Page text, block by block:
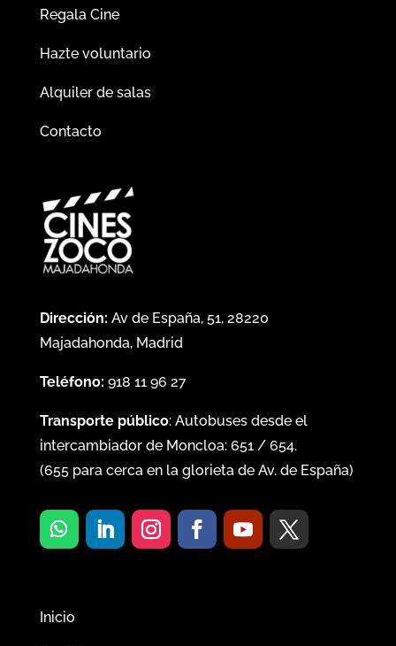
Regala Cine
Hazte voluntario
Alquiler de salas
Contacto
Dirección: Av de España, 51, 28220
Majadahonda, Madrid
Teléfono: 918 11 96 27
Transporte público: Autobuses desde el
intercambiador de Moncloa: 651/ 654.
(655para cerca en la glorieta de Av. de España)
Inicio